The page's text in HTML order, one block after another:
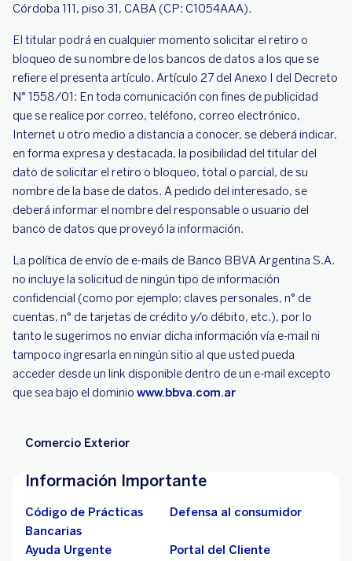
Córdoba 111‌, piso 31, CABA (CP‌: C105‌4AAA).
El titular podrá en cualquier momento solicitar el retiro o
bloqueo de su nombre de los bancos de datos a los que se
refiere el presenta artículo. Artículo 27 del Anexo I del Decreto
N° 1558/01: En toda comunicación con fines de publicidad
que se realice por correo, teléfono, correo electrónico,
Internet u otro medio a distancia a conocer, se deberá indicar,
en forma expresa y destacada, la posibilidad del titular del
dato de solicitar el retiro o bloqueo, total o parcial, de su
nombre de la base de datos. A pedido del interesado, se
deberá informar el nombre del responsable o usuario del
banco de datos que proveyó la información.
La política de envío de e-mails de Banco BBVA Argentina S.A.
no incluye la solicitud de ningún tipo de información
confidencial (como por ejemplo: claves personales, n° de
cuentas, n° de tarjetas de crédito y/o débito, etc.), por lo
tanto le sugerimos no enviar dicha información vía e-mail ni
tampoco ingresarla en ningún sitio al que usted pueda
acceder desde un link disponible dentro de un e-mail excepto
que sea bajo el dominio www.bbva.com.ar
Comercio Exterior
Información Importante
Código de Prácticas
Bancarias
Defensa al consumidor
Ayuda Urgente
Portal del Cliente